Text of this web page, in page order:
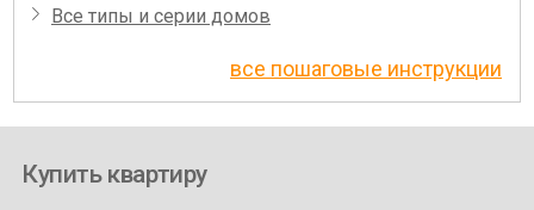
Все типы и серии домов
все пошаговые инструкции
Купить квартиру